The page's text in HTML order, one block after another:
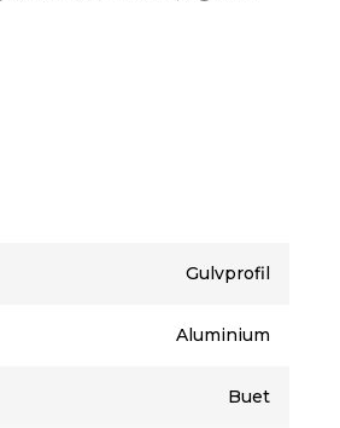
Gulvprofil
Aluminium
Buet